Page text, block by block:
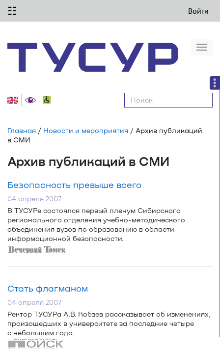
☷ Войти
Главная / Новости и мероприятия / Архив публикаций
в СМИ
Архив публикаций в СМИ
Безопасность превыше всего
04 апреля 2007
В ТУСУРе состоялся первый пленум Сибирского
регионального отделения учебно-методического
объединения вузов по образованию в области
информационной безопасности.
Стать флагманом
04 апреля 2007
Ректор ТУСУРа А.В. Кобзев рассказывает об изменениях,
произошедших в университете за последние четыре
с небольшим года.